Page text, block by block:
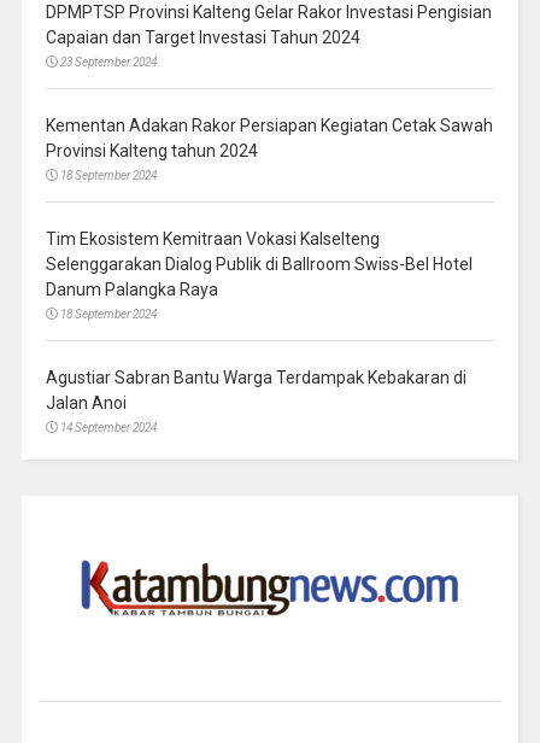
DPMPTSP Provinsi Kalteng Gelar Rakor Investasi Pengisian
Capaian dan Target Investasi Tahun 2024
23 September 2024
Kementan Adakan Rakor Persiapan Kegiatan Cetak Sawah
Provinsi Kalteng tahun 2024
18 September 2024
Tim Ekosistem Kemitraan Vokasi Kalselteng
Selenggarakan Dialog Publik di Ballroom Swiss-Bel Hotel
Danum Palangka Raya
18 September 2024
Agustiar Sabran Bantu Warga Terdampak Kebakaran di
Jalan Anoi
14 September 2024